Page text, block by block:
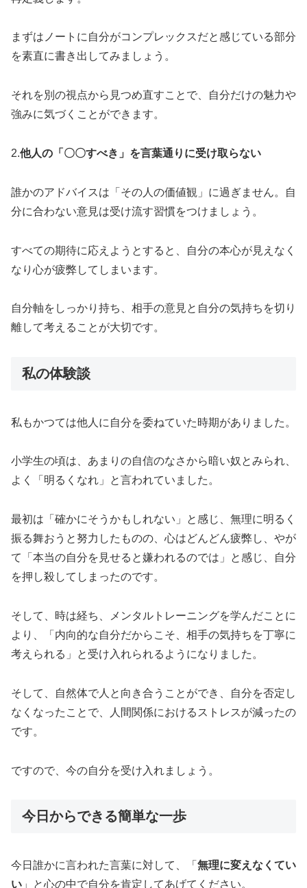
まずはノートに自分がコンプレックスだと感じている部分
を素直に書き出してみましょう。
それを別の視点から見つめ直すことで、自分だけの魅力や
強みに気づくことができます。
2.他人の「〇〇すべき」を言葉通りに受け取らない
誰かのアドバイスは「その人の価値観」に過ぎません。自
分に合わない意見は受け流す習慣をつけましょう。
すべての期待に応えようとすると、自分の本心が見えなく
なり心が疲弊してしまいます。
自分軸をしっかり持ち、相手の意見と自分の気持ちを切り
離して考えることが大切です。
私の体験談
私もかつては他人に自分を委ねていた時期がありました。
小学生の頃は、あまりの自信のなさから暗い奴とみられ、
よく「明るくなれ」と言われていました。
最初は「確かにそうかもしれない」と感じ、無理に明るく
振る舞おうと努力したものの、心はどんどん疲弊し、やが
て「本当の自分を見せると嫌われるのでは」と感じ、自分
を押し殺してしまったのです。
そして、時は経ち、メンタルトレーニングを学んだことに
より、「内向的な自分だからこそ、相手の気持ちを丁寧に
考えられる」と受け入れられるようになりました。
そして、自然体で人と向き合うことができ、自分を否定し
なくなったことで、人間関係におけるストレスが減ったの
です。
ですので、今の自分を受け入れましょう。
今日からできる簡単な一歩
今日誰かに言われた言葉に対して、「 無理に変えなくてい
い 」と心の中で自分を肯定してあげてください。